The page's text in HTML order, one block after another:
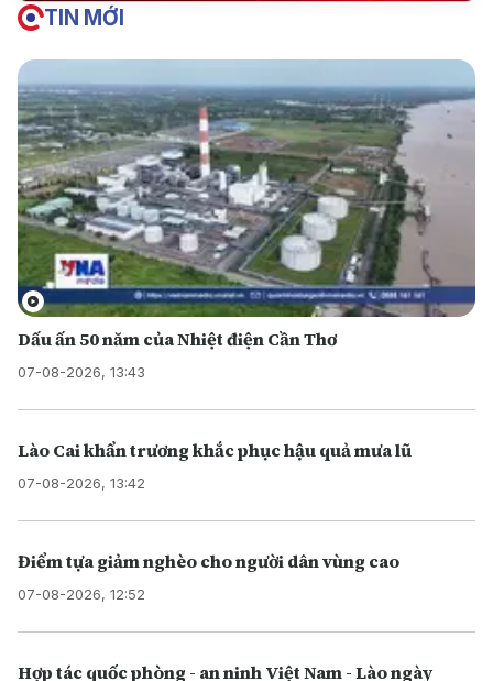
TIN MỚI
Dấu ấn 50 năm của Nhiệt điện Cần Thơ
07-08-2026, 13:43
Lào Cai khẩn trương khắc phục hậu quả mưa lũ
07-08-2026, 13:42
Điểm tựa giảm nghèo cho người dân vùng cao
07-08-2026, 12:52
Hợp tác quốc phòng - an ninh Việt Nam - Lào ngày